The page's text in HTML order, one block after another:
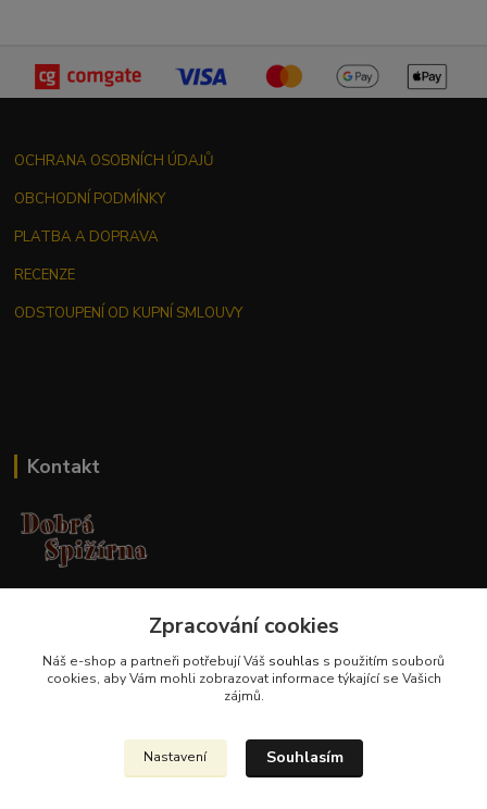
OCHRANA OSOBNÍCH ÚDAJŮ
OBCHODNÍ PODMÍNKY
PLATBA A DOPRAVA
RECENZE
ODSTOUPENÍ OD KUPNÍ SMLOUVY
Kontakt
+420 737 551 994
obchod@dobraspizirna.cz
Zpracování cookies
Náš e-shop a partneři potřebují Váš souhlas s použitím souborů
cookies, aby Vám mohli zobrazovat informace týkající se Vašich
zájmů.
Nastavení Souhlasím